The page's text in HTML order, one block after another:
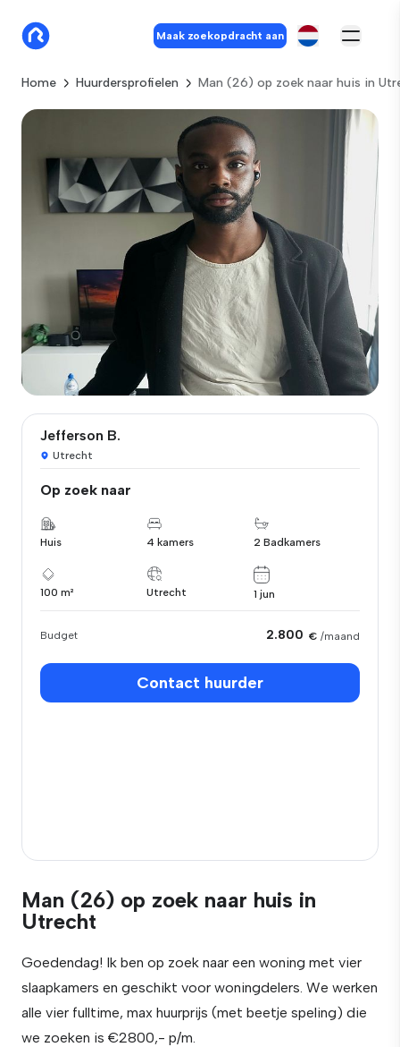
Maak zoekopdracht aan
Home Huurdersprofielen Man (26) op zoek naar huis in
Jefferson B.
Utrecht
Op zoek naar
Huis 4 kamers 2 Badkamers
100 m² Utrecht 1 jun
Budget 2.800 € /maand
Contact huurder
Man (26) op zoek naar huis in
Utrecht
Goedendag! Ik ben op zoek naar een woning met vier
slaapkamers en geschikt voor woningdelers. We werken
alle vier fulltime, max huurprijs (met beetje speling) die
we zoeken is €2800,- p/m.